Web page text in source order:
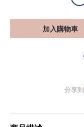
加入購物車
分享到